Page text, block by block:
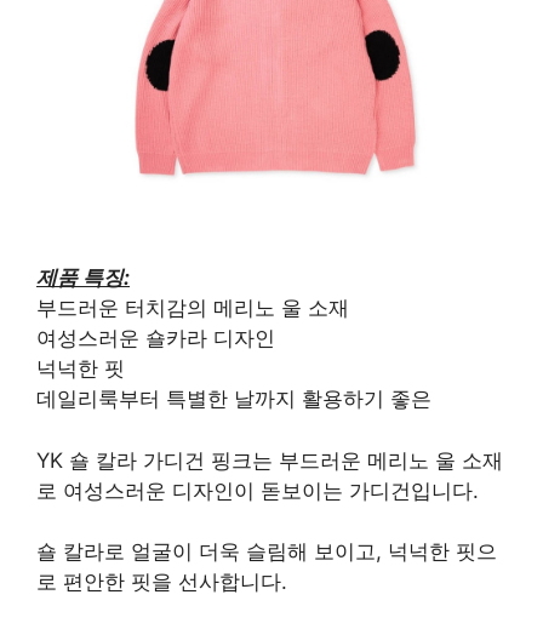
제품 특징:
부드러운 터치감의 메리노 울 소재
여성스러운 숄카라 디자인
넉넉한 핏
데일리룩부터 특별한 날까지 활용하기 좋은
YK 숄 칼라 가디건 핑크는 부드러운 메리노 울 소재
로 여성스러운 디자인이 돋보이는 가디건입니다.
숄 칼라로 얼굴이 더욱 슬림해 보이고, 넉넉한 핏으
로 편안한 핏을 선사합니다.